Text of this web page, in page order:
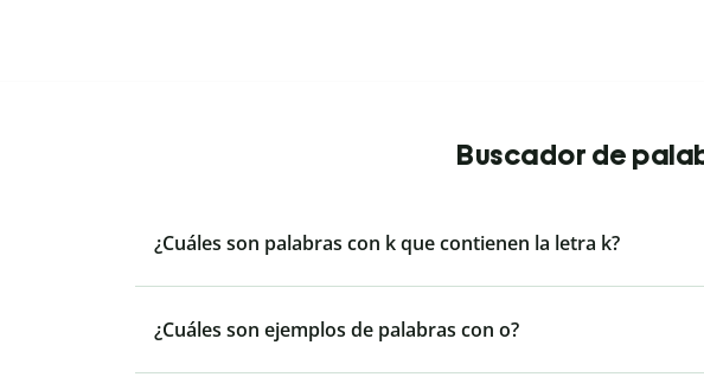
Buscador de
¿Cuáles son palabras con k que contienen la letra k?
¿Cuáles son ejemplos de palabras con o?